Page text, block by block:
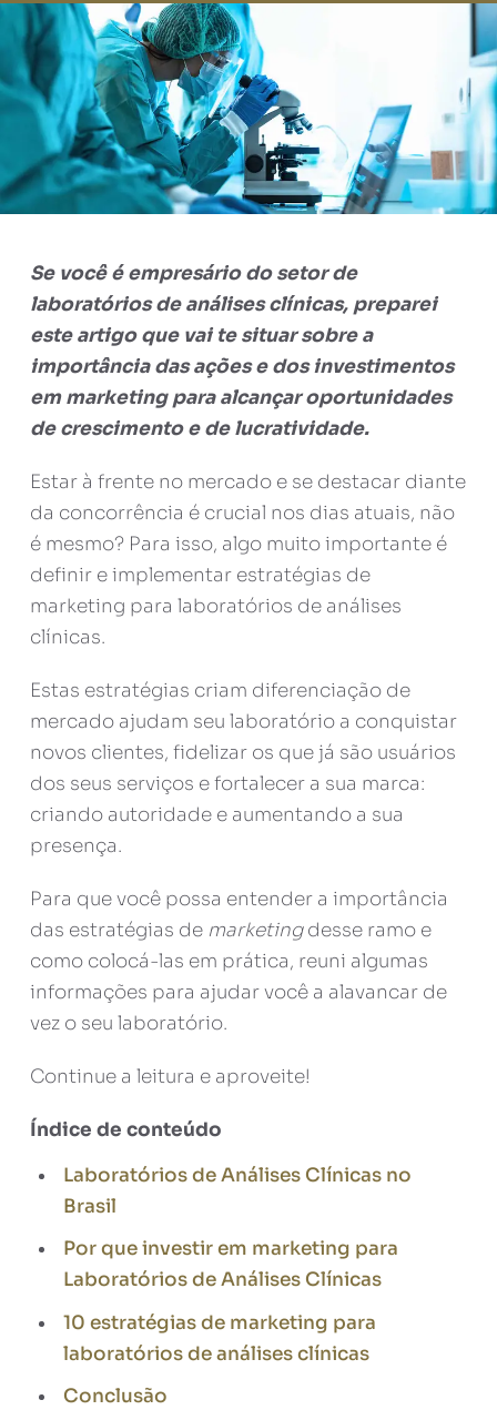
Se você é empresário do setor de
laboratórios de análises clínicas, preparei
este artigo que vai te situar sobre a
importância das ações e dos investimentos
em marketing para alcançar oportunidades
de crescimento e de lucratividade.
Estar à frente no mercado e se destacar diante
da concorrência é crucial nos dias atuais, não
é mesmo? Para isso, algo muito importante é
definir e implementar estratégias de
marketing para laboratórios de análises
clínicas.
Estas estratégias criam diferenciação de
mercado ajudam seu laboratório a conquistar
novos clientes, fidelizar os que já são usuários
dos seus serviços e fortalecer a sua marca:
criando autoridade e aumentando a sua
presença.
Para que você possa entender a importância
das estratégias de marketingdesse ramo e
como colocá-las em prática, reuni algumas
informações para ajudar você a alavancar de
vez o seu laboratório.
Continue a leitura e aproveite!
Índice de conteúdo
Laboratórios de Análises Clínicas no
Brasil
Por que investir em marketing para
Laboratórios de Análises Clínicas
10 estratégias de marketing para
laboratórios de análises clínicas
Conclusão